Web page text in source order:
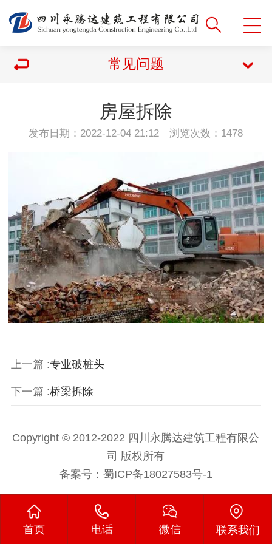
常见问题
房屋拆除
发布日期：2022-12-04 21:12 浏览次数： 1478
上一篇 :专业破桩头
下一篇 :桥梁拆除
Copyright © 2012-2022 四川永腾达建筑工程有限公
司 版权所有
备案号： 蜀ICP备18027583号-1
首页 电话 微信 联系我们